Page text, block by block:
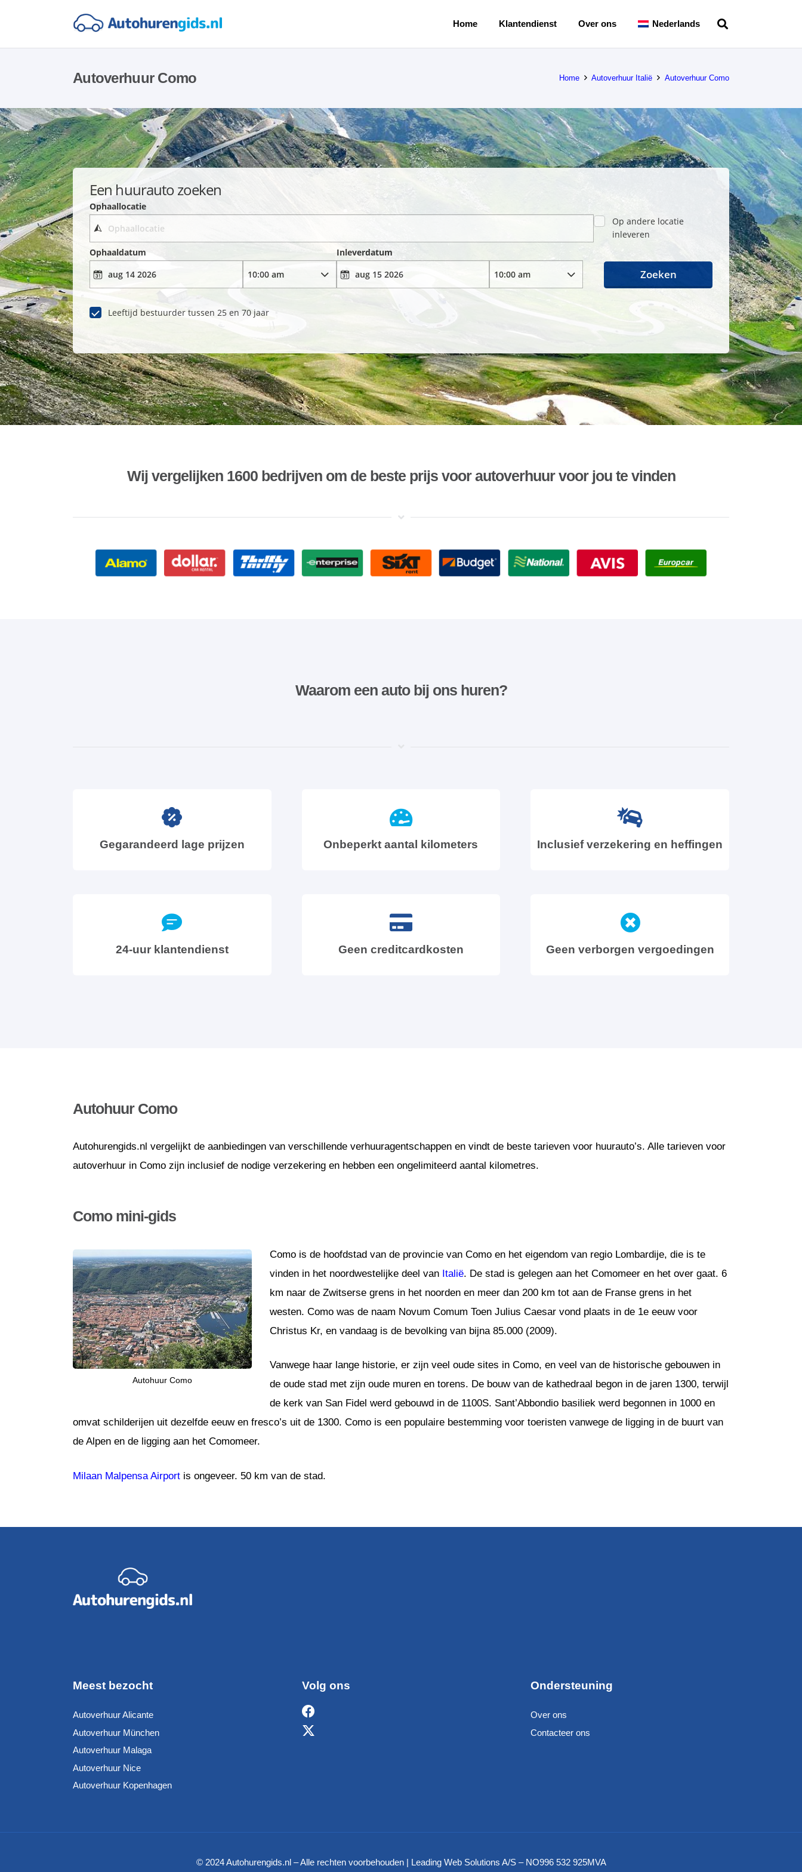
Home Klantendienst Over ons Nederlands
Autoverhuur Como Home Autoverhuur Italië Autoverhuur Como
Een huurauto zoeken
Ophaallocatie
Op andere locatie
inleveren
Ophaaldatum
Inleverdatum
Leeftijd bestuurder tussen 25 en 70 jaar
Zoeken
Wij vergelijken 1600 bedrijven om de beste prijs voor autoverhuur voor jou te vinden
Waarom een ​​auto bij ons huren?
Gegarandeerd lage prijzen Onbeperkt aantal kilometers Inclusief verzekering en heffingen
24-uur klantendienst Geen creditcardkosten Geen verborgen vergoedingen
Autohuur Como
Autohurengids.nl vergelijkt de aanbiedingen van verschillende verhuuragentschappen en vindt de beste tarieven voor huurauto’s. Alle tarieven voor
autoverhuur in Como zijn inclusief de nodige verzekering en hebben een ongelimiteerd aantal kilometres.
Como mini-gids
Autohuur Como
Como is de hoofdstad van de provincie van Como en het eigendom van regio Lombardije, die is te
vinden in het noordwestelijke deel van Italië. De stad is gelegen aan het Comomeer en het over gaat. 6
km naar de Zwitserse grens in het noorden en meer dan 200 km tot aan de Franse grens in het
westen. Como was de naam Novum Comum Toen Julius Caesar vond plaats in de 1e eeuw voor
Christus Kr, en vandaag is de bevolking van bijna 85.000 (2009).
Vanwege haar lange historie, er zijn veel oude sites in Como, en veel van de historische gebouwen in
de oude stad met zijn oude muren en torens. De bouw van de kathedraal begon in de jaren 1300, terwijl
de kerk van San Fidel werd gebouwd in de 1100S. Sant’Abbondio basiliek werd begonnen in 1000 en
omvat schilderijen uit dezelfde eeuw en fresco’s uit de 1300. Como is een populaire bestemming voor toeristen vanwege de ligging in de buurt van
de Alpen en de ligging aan het Comomeer.
Milaan Malpensa Airport is ongeveer. 50 km van de stad.
Meest bezocht
Autoverhuur Alicante
Autoverhuur München
Autoverhuur Malaga
Autoverhuur Nice
Autoverhuur Kopenhagen
Volg ons Ondersteuning
Over ons
Contacteer ons
© 2024 Autohurengids.nl – Alle rechten voorbehouden | Leading Web Solutions A/S – NO996 532 925MVA